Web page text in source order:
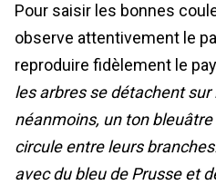
Pour saisir les bonnes
observe attentivement le
reproduire fidèlement le
les arbres se détachent
néanmoins, un ton bleuâtre
circule entre leurs
avec du bleu de Prusse et